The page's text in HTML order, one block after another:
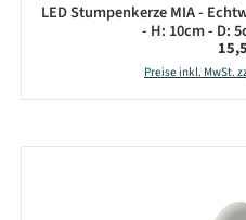
LED Stumpenkerze MIA -
- H: 10cm - D:
Preise inkl. MwSt.